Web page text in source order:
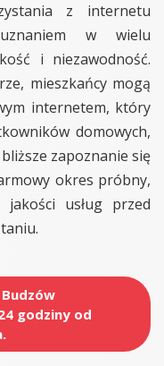
z internetu
w wielu
i niezawodność.
mieszkańcy mogą
internetem, który
domowych,
zapoznanie się
okres próbny,
jakości usług przed
Budzów
godziny od